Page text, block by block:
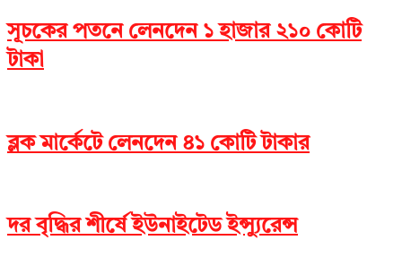
সূচকের পতনে লেনদেন ১ হাজার ২১০ কোটি
টাকা
ব্লক মার্কেটে লেনদেন ৪১ কোটি টাকার
দর বৃদ্ধির শীর্ষে ইউনাইটেড ইন্স্যুরেন্স